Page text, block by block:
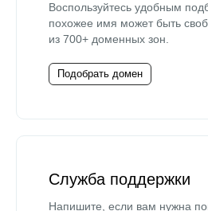
Воспользуйтесь удобным
похожее имя может быть
из 700+ доменных зон.
Подобрать домен
Служба поддержки
Напишите, если вам нужна